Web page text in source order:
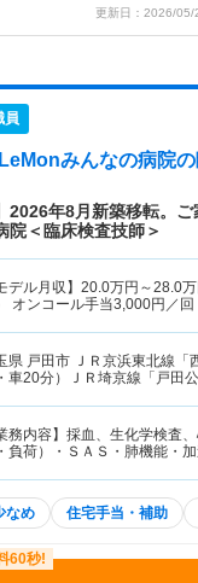
更新日：2026/
員
みんなの病院
2026年8月新築移転。
院＜臨床検査技師＞
デル月収】 20.0万円～28.0
オンコール手当3,000円／回
県 戸田市
ＪＲ京浜東北線「
車20分）ＪＲ埼京線「戸田
務内容】採血、生化学検査
負荷）・ＳＡＳ・肺機能・
なめ 住宅手当・補助